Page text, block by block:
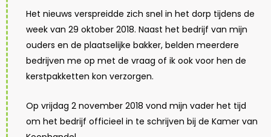
Het nieuws verspreidde zich snel in het dorp tijdens de
week van 29 oktober 2018. Naast het bedrijf van mijn
ouders en de plaatselijke bakker, belden meerdere
bedrijven me op met de vraag of ik ook voor hen de
kerstpakketten kon verzorgen.
Op vrijdag 2 november 2018 vond mijn vader het tijd
om het bedrijf officieel in te schrijven bij de Kamer van